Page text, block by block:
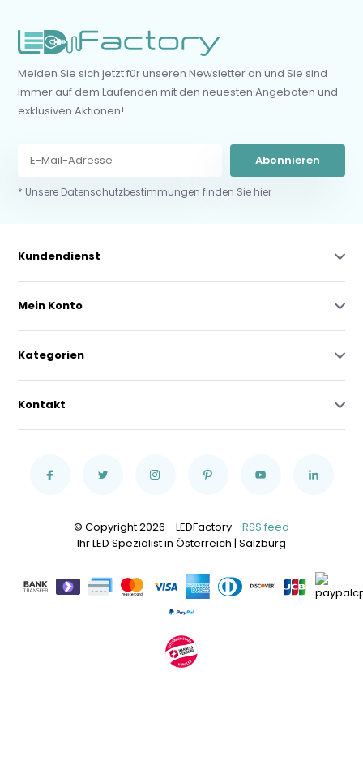
Melden Sie sich jetzt für unseren Newsletter an und Sie sind
immer auf dem Laufenden mit den neuesten Angeboten und
exklusiven Aktionen!
Abonnieren
* Unsere Datenschutzbestimmungen finden Sie hier
Kundendienst
Mein Konto
Kategorien
Kontakt
© Copyright 2026 - LEDFactory - RSS feed
Ihr LED Spezialist in Österreich | Salzburg